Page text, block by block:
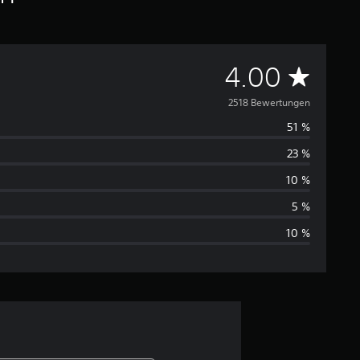
4.00 D
u
r
c
h
s
c
2518 Bewertungen
51 %
23 %
10 %
5 %
10 %